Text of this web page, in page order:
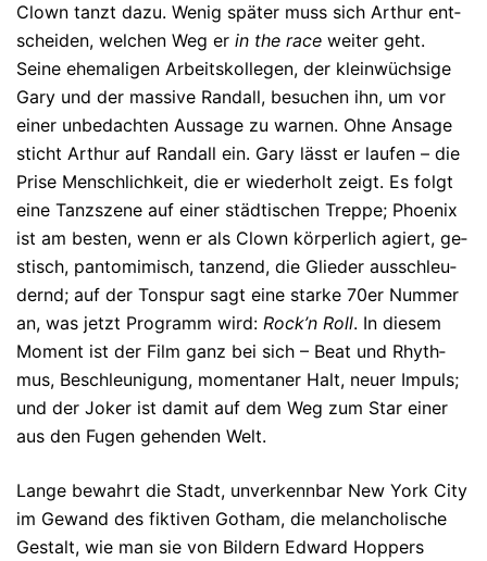
Clown tanzt dazu. Wenig später muss sich Arthur ent­
schei­den, welchen Weg er in the race weiter geht.
Seine ehemaligen Ar­beits­kolle­gen, der kleinwüchsige
Gary und der massive Randall, besu­chen ihn, um vor
einer unbedachten Aussage zu warnen. Ohne Ansage
sticht Arthur auf Randall ein. Gary lässt er laufen – die
Prise Mensch­lich­keit, die er wiederholt zeigt. Es folgt
eine Tanzs­zene auf einer städtischen Treppe; Phoenix
ist am besten, wenn er als Clown körperlich agiert, ge­
stisch, panto­mi­misch, tanzend, die Glieder aus­schleu­
dernd; auf der Ton­spur sagt eine starke 70er Num­mer
an, was jetzt Pro­gramm wird: Rock’n Roll. In diesem
Moment ist der Film ganz bei sich – Beat und Rhyth­
mus, Beschleu­nigung, momentaner Halt, neuer Impuls;
und der Joker ist damit auf dem Weg zum Star einer
aus den Fugen gehenden Welt.
Lange bewahrt die Stadt, unverkennbar New York City
im Gewand des fiktiven Gotham, die melancholische
Gestalt, wie man sie von Bildern Edward Hoppers